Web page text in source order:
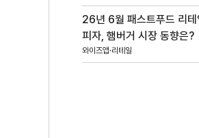
26년 6월 패스트푸드 리테
피자, 햄버거 시장 동향은?
와이즈앱·리테일